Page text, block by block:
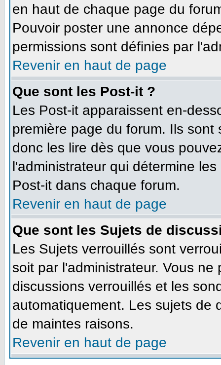
en haut de chaque page du
Pouvoir poster une annonce
permissions sont définies par
Revenir en haut de page
Que sont les Post-it ?
Les Post-it apparaissent en-
première page du forum. Ils
donc les lire dès que vous
l'administrateur qui détermine
Post-it dans chaque forum.
Revenir en haut de page
Que sont les Sujets de
Les Sujets verrouillés sont
soit par l'administrateur. Vous
discussions verrouillés et les
automatiquement. Les sujets de
de maintes raisons.
Revenir en haut de page